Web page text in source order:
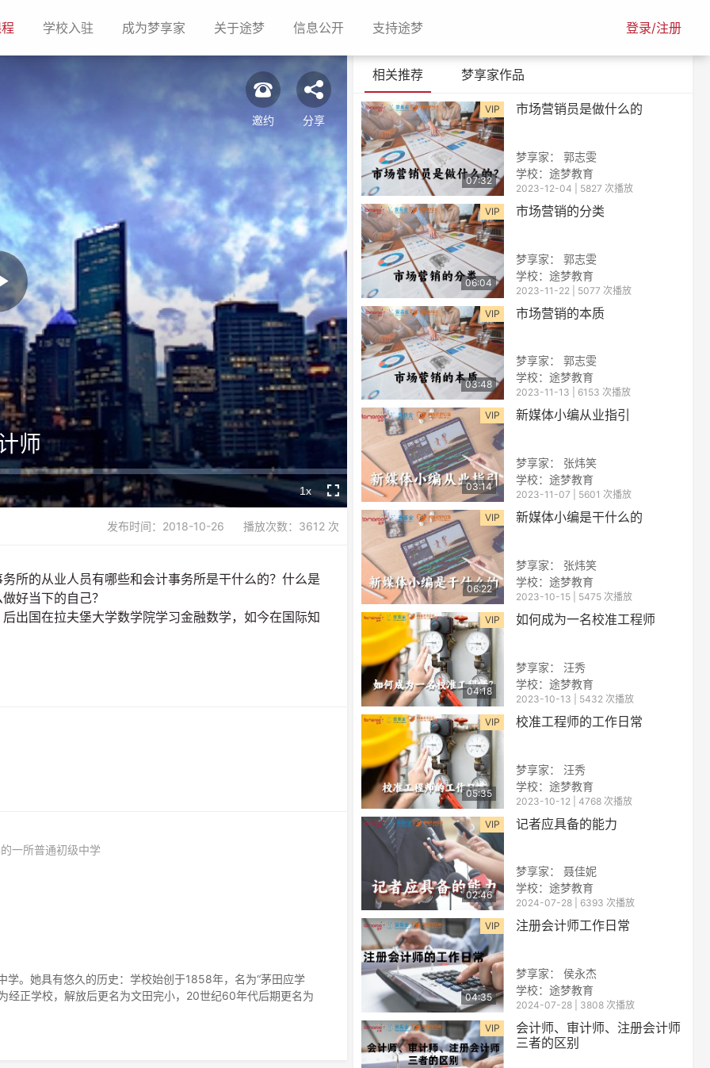
(current)学校入驻(current)成为梦享家(current)关于途梦(current)信息公开(current)支持途梦(current) 登录/注册
Playback
Rate
1x Fullscreen
师
邀约 分享
发布时间：2018-10-26 播放次数：3612 次
所的从业人员有哪些和会计事务所是干什么的？什么是
好当下的自己？
出国在拉夫堡大学数学院学习金融数学，如今在国际知
一所普通初级中学
。她具有悠久的历史：学校始创于1858年，名为“茅田应学
经正学校，解放后更名为文田完小，20世纪60年代后期更名为
相关推荐 梦享家作品
VIP
07:32
市场营销员是做什么的
梦享家： 郭志雯
学校：途梦教育
2023-12-04 | 5827 次播放
VIP
06:04
市场营销的分类
梦享家： 郭志雯
学校：途梦教育
2023-11-22 | 5077 次播放
VIP
03:48
市场营销的本质
梦享家： 郭志雯
学校：途梦教育
2023-11-13 | 6153 次播放
VIP
03:14
新媒体小编从业指引
梦享家： 张炜笑
学校：途梦教育
2023-11-07 | 5601 次播放
VIP
06:22
新媒体小编是干什么的
梦享家： 张炜笑
学校：途梦教育
2023-10-15 | 5475 次播放
VIP
04:18
如何成为一名校准工程师
梦享家： 汪秀
学校：途梦教育
2023-10-13 | 5432 次播放
VIP
05:35
校准工程师的工作日常
梦享家： 汪秀
学校：途梦教育
2023-10-12 | 4768 次播放
VIP
02:46
记者应具备的能力
梦享家： 聂佳妮
学校：途梦教育
2024-07-28 | 6393 次播放
VIP
04:35
注册会计师工作日常
梦享家： 侯永杰
学校：途梦教育
2024-07-28 | 3808 次播放
VIP
会计师、审计师、注册会计师
三者的区别